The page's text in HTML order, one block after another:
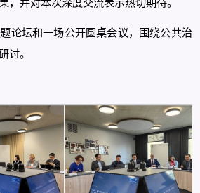
，并对本次深度交流表示热切期待。
论坛和一场公开圆桌会议，围绕公共治
讨。